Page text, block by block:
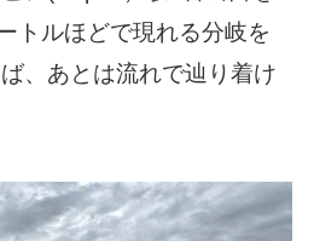
トルほどで現れる分岐を
、あとは流れで辿り着け